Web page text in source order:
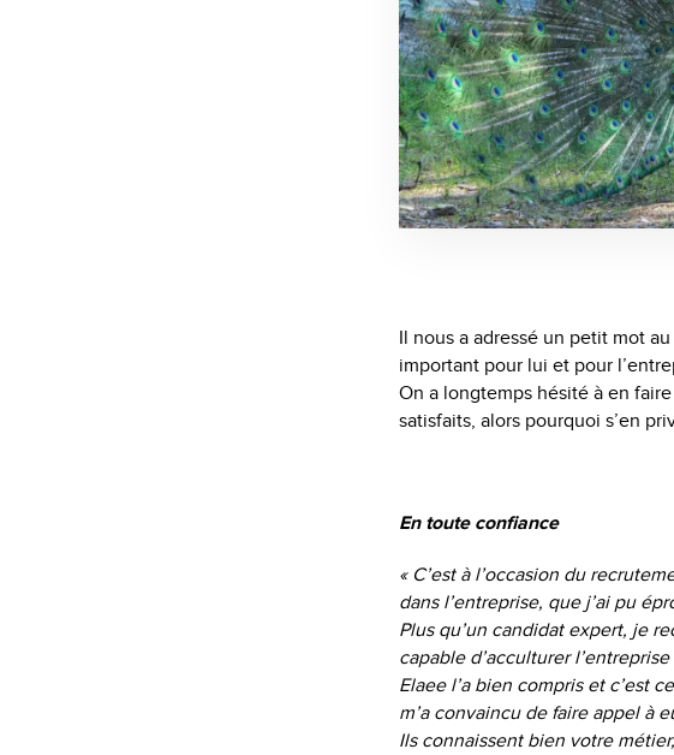
Il nous a adressé un petit mot
important pour lui et pour
On a longtemps hésité à en
satisfaits, alors pourquoi s’en
En toute confiance
« C’est à l’occasion du
dans l’entreprise, que j’ai pu
Plus qu’un candidat expert, je
capable d’acculturer
Elaee l’a bien compris et c’est
m’a convaincu de faire appel à
Ils connaissent bien votre